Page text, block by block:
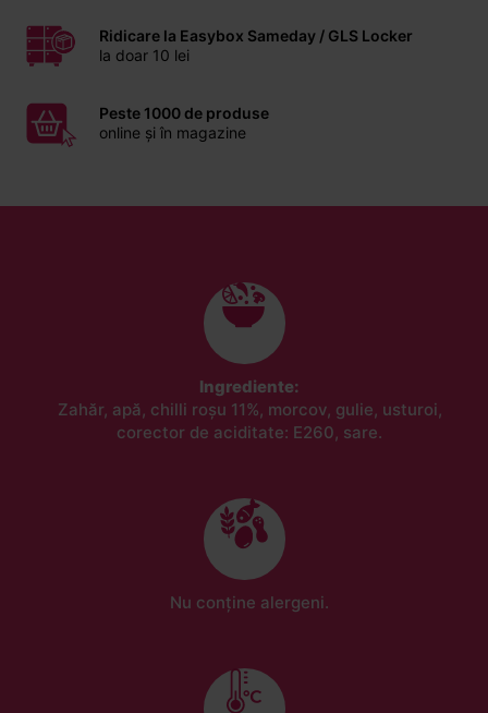
Ridicare la Easybox Sameday / GLS Locker
la doar 10 lei
Peste 1000 de produse
online și în magazine
Ingrediente:
Zahăr, apă, chilli roșu 11%, morcov, gulie, usturoi,
corector de aciditate: E260, sare.
Nu conține alergeni.